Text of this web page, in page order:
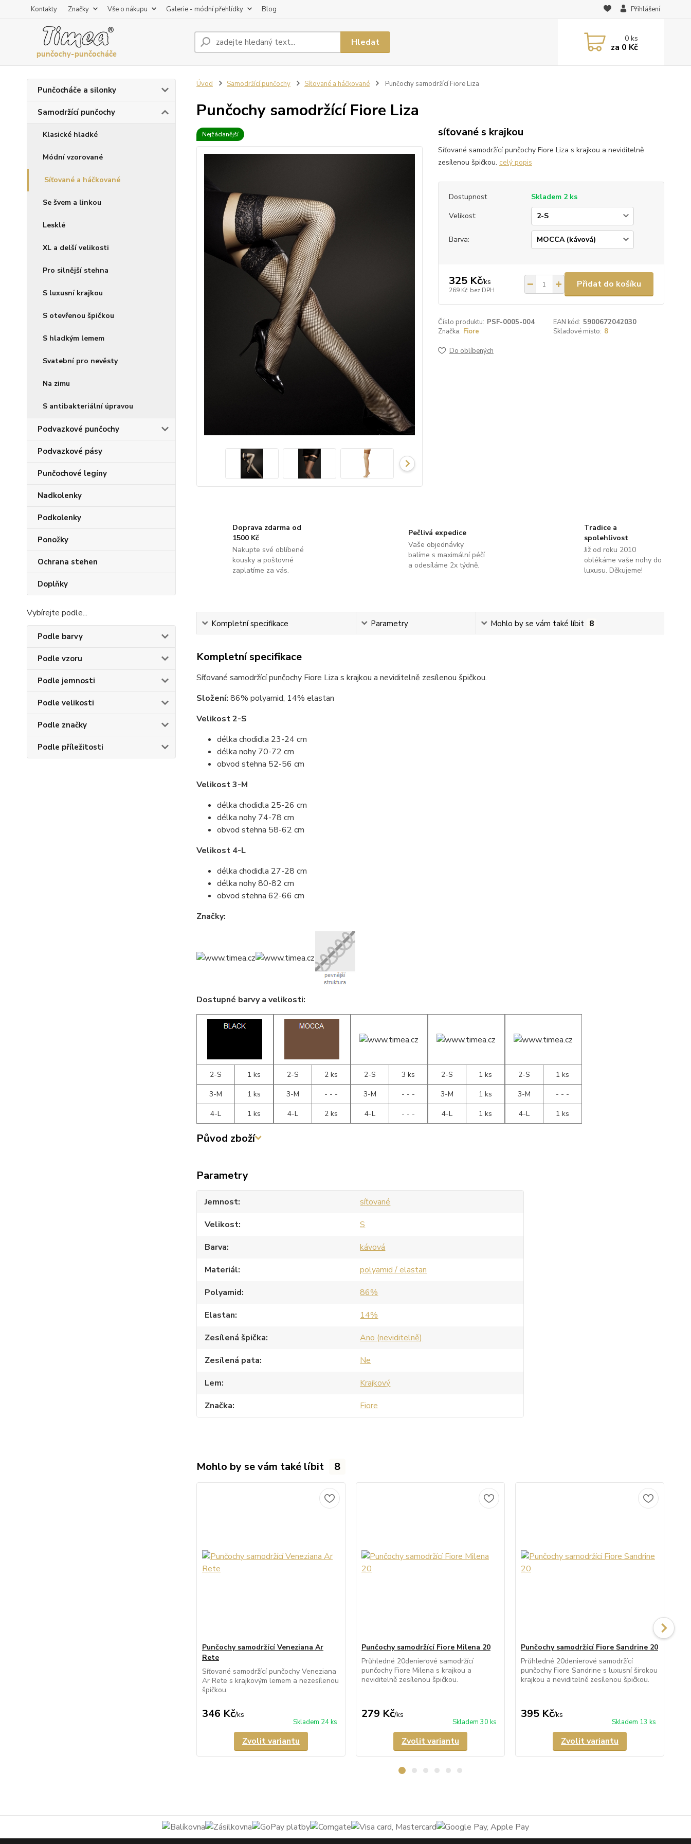
Kontakty Značky Vše o nákupu Galerie - módní přehlídky Blog Přihlášení
Hledat 0ks
za 0 Kč
Punčocháče a silonky
Samodržící punčochy
Klasické hladké
Módní vzorované
Síťované a háčkované
Se švem a linkou
Lesklé
XL a delší velikosti
Pro silnější stehna
S luxusní krajkou
S otevřenou špičkou
S hladkým lemem
Svatební pro nevěsty
Na zimu
S antibakteriální úpravou
Podvazkové punčochy
Podvazkové pásy
Punčochové legíny
Nadkolenky
Podkolenky
Ponožky
Ochrana stehen
Doplňky
Vybírejte podle...
Podle barvy
Podle vzoru
Podle jemnosti
Podle velikosti
Podle značky
Podle příležitosti
Úvod Samodržící punčochy Síťované a háčkované Punčochy samodržící Fiore Liza
Punčochy samodržící Fiore Liza
Nejžádanější síťované s krajkou
Síťované samodržící punčochy Fiore Liza s krajkou a neviditelně
zesílenou špičkou. celý popis
Dostupnost
Skladem 2 ks
Velikost:
Barva:
325 Kč/ks
269 Kč bez DPH
Přidat do košíku
Číslo produktu: PSF-0005-004 EAN kód: 5900672042030
Značka: Fiore Skladové místo: 8
Do oblíbených
Doprava zdarma od
1500 Kč
Nakupte své oblíbené
kousky a poštovné
zaplatíme za vás.
Pečlivá expedice
Vaše objednávky
balíme s maximální péčí
a odesíláme 2x týdně.
Tradice a
spolehlivost
Již od roku 2010
oblékáme vaše nohy do
luxusu. Děkujeme!
Kompletní specifikace Parametry Mohlo by se vám také líbit 8
Kompletní specifikace
Síťované samodržící punčochy Fiore Liza s krajkou a neviditelně zesílenou špičkou.
Složení: 86% polyamid, 14% elastan
Velikost 2-S
délka chodidla 23-24 cm
délka nohy 70-72 cm
obvod stehna 52-56 cm
Velikost 3-M
délka chodidla 25-26 cm
délka nohy 74-78 cm
obvod stehna 58-62 cm
Velikost 4-L
délka chodidla 27-28 cm
délka nohy 80-82 cm
obvod stehna 62-66 cm
Značky:
Dostupné barvy a velikosti:
2-S
1 ks
3-M
1 ks
4-L
1 ks
2-S
2 ks
3-M
- - -
4-L
2 ks
2-S
3 ks
3-M
- - -
4-L
- - -
2-S
1 ks
3-M
1 ks
4-L
1 ks
2-S
1 ks
3-M
- - -
4-L
1 ks
Původ zboží
Parametry
Jemnost
síťované
Velikost
S
Barva
kávová
Materiál
polyamid / elastan
Polyamid
86%
Elastan
14%
Zesílená špička
Ano (neviditelně)
Zesílená pata
Ne
Lem
Krajkový
Značka
Fiore
Mohlo by se vám také líbit 8
Punčochy samodržící Veneziana Ar
Rete
Síťované samodržící punčochy Veneziana
Ar Rete s krajkovým lemem a nezesílenou
špičkou.
346 Kč/ks
Skladem 24 ks
Zvolit variantu
Punčochy samodržící Fiore Milena 20
Průhledné 20denierové samodržící
punčochy Fiore Milena s krajkou a
neviditelně zesílenou špičkou.
279 Kč/ks
Skladem 30 ks
Zvolit variantu
Punčochy samodržící Fiore Sandrine 20
Průhledné 20denierové samodržící
punčochy Fiore Sandrine s luxusní širokou
krajkou a neviditelně zesílenou špičkou.
395 Kč/ks
Skladem 13 ks
Zvolit variantu